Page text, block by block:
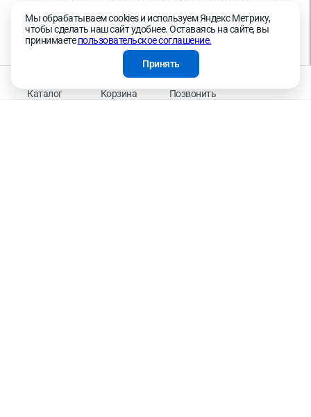
Каталог Корзина Позвонить
Продолжая работу с сайтом, вы даете согласие на использование сайтом cookies и
на обработку персональных данных в целях функционирования сайта, проведения
ретаргетинга, статистических исследований, улучшения сервиса и предоставления
релевантной рекламной информации на основе ваших предпочтений и интересов.
На информационном ресурсе применяются рекомендательные технологии —
Правила применения рекомендательных технологий
Мы обрабатываем cookies и используем Яндекс Метрику,
чтобы сделать наш сайт удобнее. Оставаясь на сайте, вы
принимаетепользовательское соглашение.
Принять